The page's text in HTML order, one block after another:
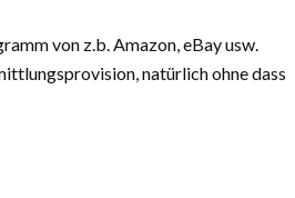
von z.b. Amazon, eBay usw.
natürlich ohne dass